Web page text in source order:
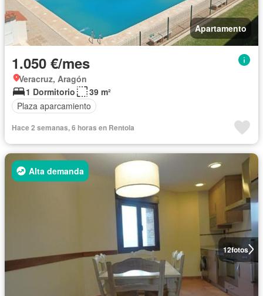
Apartamento
1.050 €/mes
Veracruz, Aragón
1 Dormitorio
39 m²
Plaza aparcamiento
Hace 2 semanas, 6 horas en Rentola
12fotos
Alta demanda